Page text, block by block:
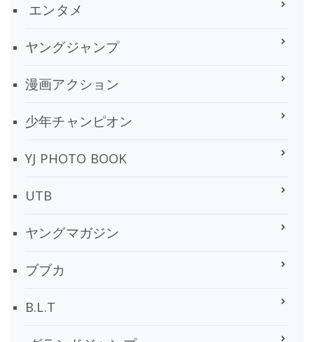
エンタメ
ヤングジャンプ
漫画アクション
少年チャンピオン
YJ PHOTO BOOK
UTB
ヤングマガジン
ブブカ
B.L.T